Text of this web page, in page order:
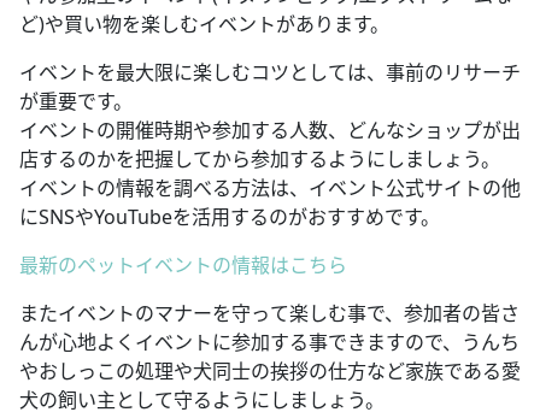
ど)や買い物を楽しむイベントがあります。
イベントを最大限に楽しむコツとしては、事前のリサーチ
が重要です。
イベントの開催時期や参加する人数、どんなショップが出
店するのかを把握してから参加するようにしましょう。
イベントの情報を調べる方法は、イベント公式サイトの他
にSNSやYouTubeを活用するのがおすすめです。
最新のペットイベントの情報はこちら
またイベントのマナーを守って楽しむ事で、参加者の皆さ
んが心地よくイベントに参加する事できますので、うんち
やおしっこの処理や犬同士の挨拶の仕方など家族である愛
犬の飼い主として守るようにしましょう。